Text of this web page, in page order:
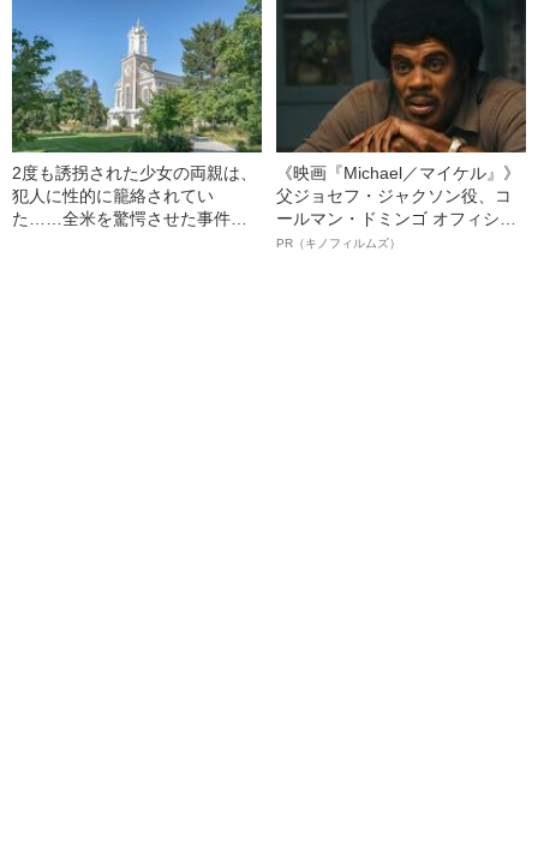
2度も誘拐された少女の両親は、
犯人に性的に籠絡されてい
た……全米を驚愕させた事件と
《映画『Michael／マイケル』》
父ジョセフ・ジャクソン役、コ
ールマン・ドミンゴ オフィシャ
ルインタビュー“観客を魅了した
PR（キノフィルムズ）